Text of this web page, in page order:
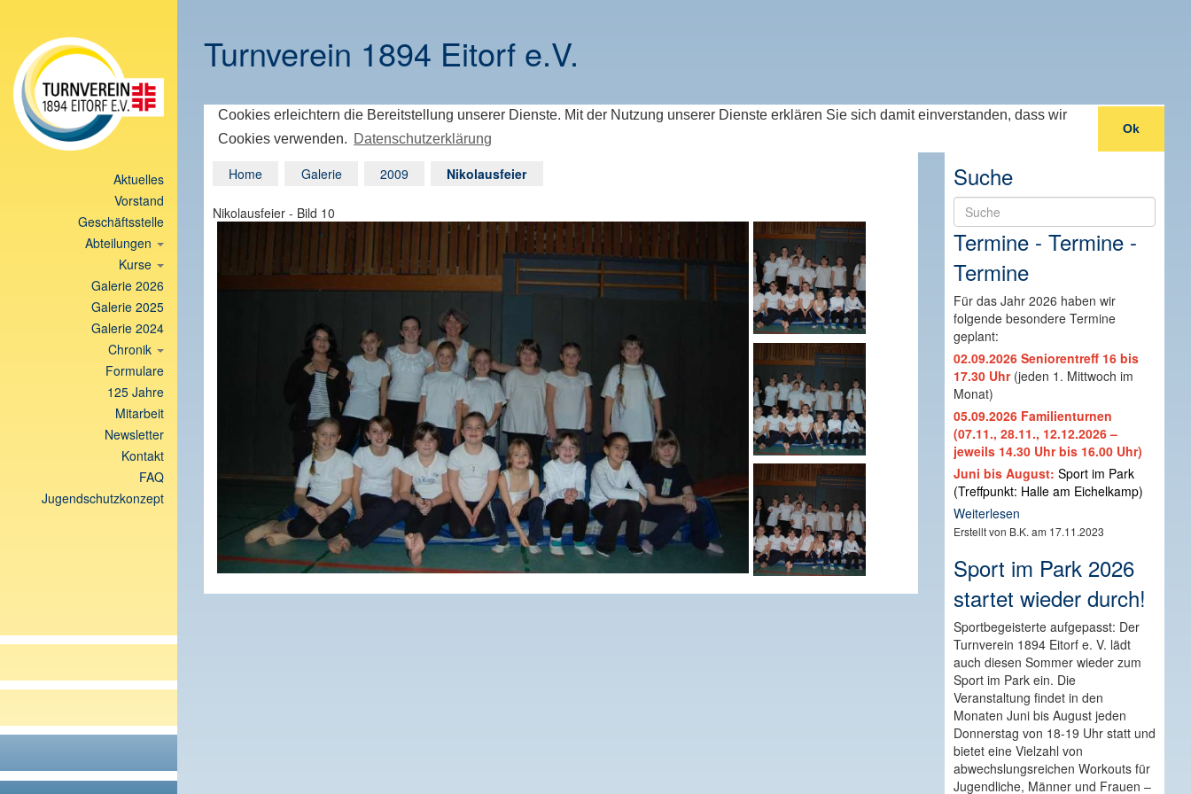
Aktuelles
Vorstand
Geschäftsstelle
Abteilungen
Kurse
Galerie 2026
Galerie 2025
Galerie 2024
Chronik
Formulare
125 Jahre
Mitarbeit
Newsletter
Kontakt
FAQ
Jugendschutzkonzept
Turnverein 1894 Eitorf e.V.
Cookies erleichtern die Bereitstellung unserer Dienste. Mit der Nutzung unserer Dienste erklären Sie sich damit einverstanden, dass wir
Cookies verwenden. Datenschutzerklärung
Ok
Home Galerie 2009 Nikolausfeier
Nikolausfeier - Bild 10
Suche
Termine - Termine -
Termine
Für das Jahr 2026 haben wir
folgende besondere Termine
geplant:
02.09.2026 Seniorentreff 16 bis
17.30 Uhr (jeden 1. Mittwoch im
Monat)
05.09.2026 Familienturnen
(07.11., 28.11., 12.12.2026 –
jeweils 14.30 Uhr bis 16.00 Uhr)
Juni bis August: Sport im Park
(Treffpunkt: Halle am Eichelkamp)
Weiterlesen
Erstellt von B.K. am 17.11.2023
Sport im Park 2026
startet wieder durch!
Sportbegeisterte aufgepasst: Der
Turnverein 1894 Eitorf e. V. lädt
auch diesen Sommer wieder zum
Sport im Park ein. Die
Veranstaltung findet in den
Monaten Juni bis August jeden
Donnerstag von 18-19 Uhr statt und
bietet eine Vielzahl von
abwechslungsreichen Workouts für
Jugendliche, Männer und Frauen –